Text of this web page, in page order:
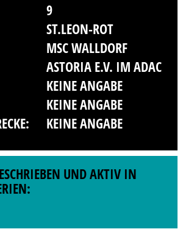
9
ST.LEON-ROT
MSC WALLDORF
ASTORIA E.V. IM ADAC
KEINE ANGABE
KEINE ANGABE
KEINE ANGABE
UND AKTIV IN